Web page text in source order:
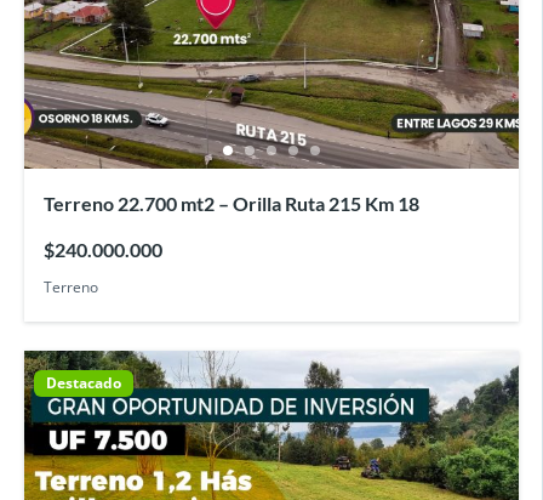
Terreno 22.700 mt2 – Orilla Ruta 215 Km 18
$240.000.000
Terreno
Destacado